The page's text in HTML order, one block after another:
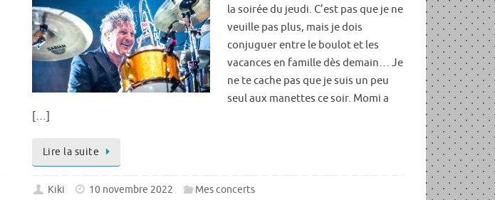
la soirée du jeudi. C’est pas que je ne
veuille pas plus, mais je dois
conjuguer entre le boulot et les
vacances en famille dès demain… Je
ne te cache pas que je suis un peu
seul aux manettes ce soir. Momi a
[…]
Lire la suite
Kiki 10 novembre 2022
Mes concerts